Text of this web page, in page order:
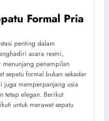
Formal Pria
penting dalam
acara resmi,
menunjang penampilan
sepatu formal bukan sekadar
juga memperpanjang usia
tetap elegan. Berikut
untuk merawat sepatu